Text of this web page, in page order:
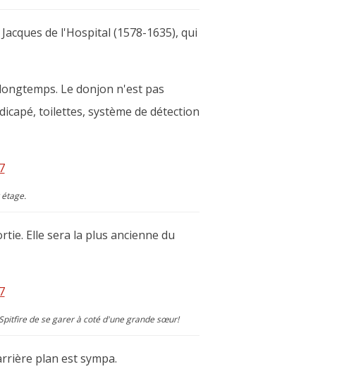
de l'Hospital (1578-1635), qui
Le donjon n'est pas
toilettes, système de détection
Elle sera la plus ancienne du
de se garer à coté d'une grande sœur!
plan est sympa.